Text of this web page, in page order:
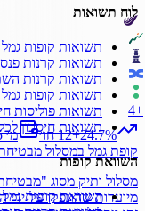
+
4
+24.7% 12 חו׳ ₪7,335 מ׳
קופת גמל במסלול
מסלול ותיק מסוג
מיועדות שהונפקו על-
לוח תשואות
תשואות קופות גמל
תשואות קרנות
תשואות קרנות
תשואות קופות
תשואות פוליסות
תשואות חיסכון
השוואת קופות
השוואת קופות גמל